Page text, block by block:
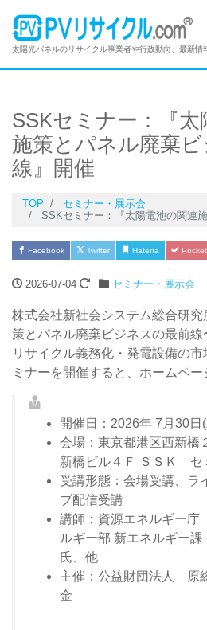
太陽光パネルのリサイクル事業者や行政動向、最新情
SSKセミナー：『太
施策とパネル廃棄
線』開催
TOP
セミナー・展示会
SSKセミナー：『太陽電池の関連施策とパ
Facebook Twitter Hatena Pocket
2026-07-04 セミナー・展示会
株式会社新社会システム総合研
策とパネル廃棄ビジネスの最前線
リサイクル義務化・発電設備の
ミナーを開催すると、ホームペー
開催日：2026年 7月30
会場：東京都港区西新橋
新橋ビル４Ｆ ＳＳＫ セ
受講形態：会場受講、ラ
ブ配信受講
講師：資源エネルギー
ルギー部 新エネルギー
氏、他
主催：公益財団法人 原
金